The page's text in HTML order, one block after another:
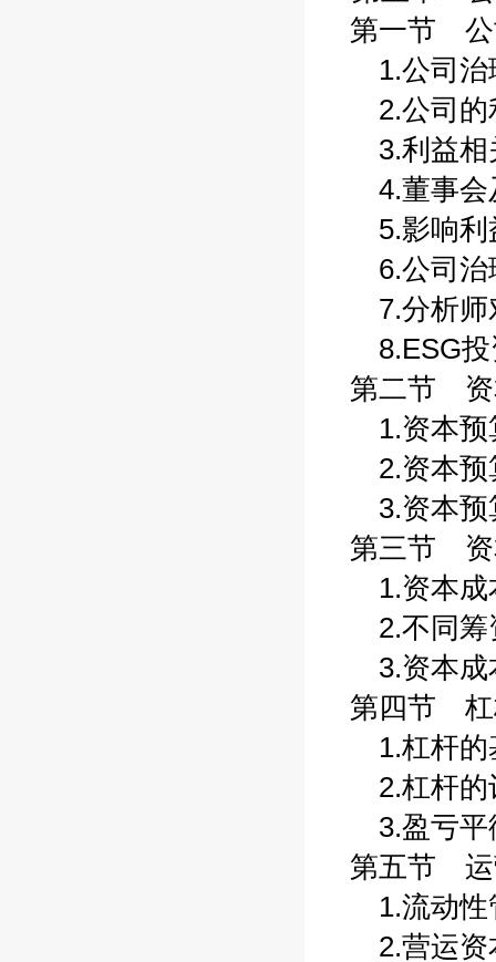
第一节 公
1.公司治
2.公司的
3.利益相
4.董事会
5.影响利
6.公司治
7.分析师
8.ESG
第二节
1.资本预
2.资本预
3.资本预
第三节
1.资本
2.不同筹
3.资本成
第四节
1.杠杆的
2.杠杆的
3.盈亏平
第五节 运
1.流动性
2.营运